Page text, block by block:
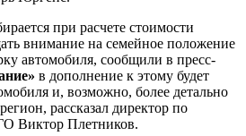
при расчете стоимости
внимание на семейное положение
автомобиля, сообщили в пресс-
в дополнение к этому будет
и, возможно, более детально
рассказал директор по
Виктор Плетников.